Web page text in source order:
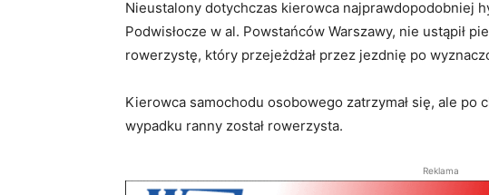
Nieustalony dotychczas kierowca najprawdopodobniej
Podwisłocze w al. Powstańców Warszawy, nie ustąpił
rowerzystę, który przejeżdżał przez jezdnię po
Kierowca samochodu osobowego zatrzymał się, ale po
wypadku ranny został rowerzysta.
Reklama